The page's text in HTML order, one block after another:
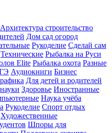
Архитектура строительство
Дом сад огород
Рукоделие Сделай сам
Технические Рыбалка на Руси
Elite Рыбалка охота Разные
Аудиокниги Бизнес
Для детей и родителей
Здоровье Иностранные
Наука учёба
Рукоделие Спорт отдых
Художественные
Шпоры для